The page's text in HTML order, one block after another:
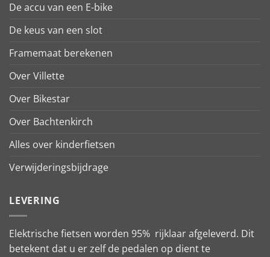
De accu van een E-bike
De keus van een slot
Framemaat berekenen
Over Villette
Over Bikestar
Over Bachtenkirch
Alles over kinderfietsen
Verwijderingsbijdrage
LEVERING
Elektrische fietsen worden 95% rijklaar afgeleverd. Dit
betekent dat u er zelf de pedalen op dient te